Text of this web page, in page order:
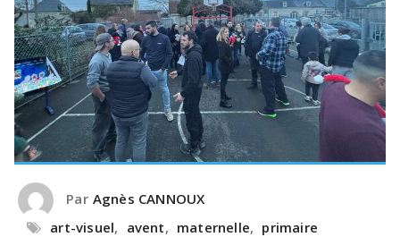
Par Agnès CANNOUX
art-visuel, avent, maternelle, primaire